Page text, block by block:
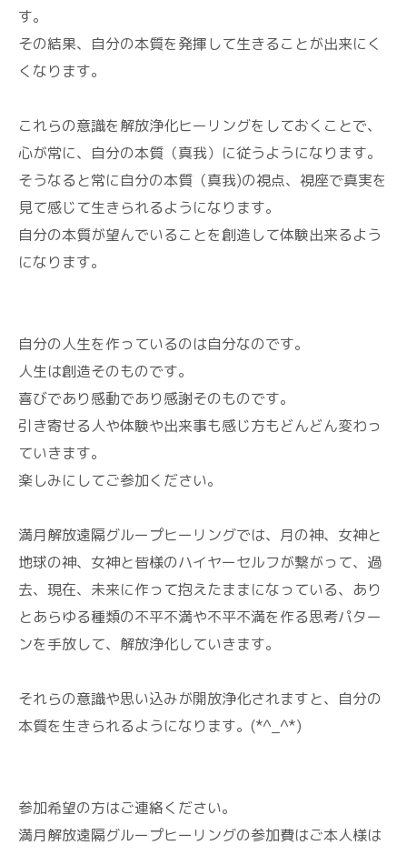
す。
その結果、自分の本質を発揮して生きることが出来にく
くなります。
これらの意識を解放浄化ヒーリングをしておくことで、
心が常に、自分の本質（真我）に従うようになります。
そうなると常に自分の本質（真我)の視点、視座で真実を
見て感じて生きられるようになります。
自分の本質が望んでいることを創造して体験出来るよう
になります。
自分の人生を作っているのは自分なのです。
人生は創造そのものです。
喜びであり感動であり感謝そのものです。
引き寄せる人や体験や出来事も感じ方もどんどん変わっ
ていきます。
楽しみにしてご参加ください。
満月解放遠隔グループヒーリングでは、月の神、女神と
地球の神、女神と皆様のハイヤーセルフが繋がって、過
去、現在、未来に作って抱えたままになっている、あり
とあらゆる種類の不平不満や不平不満を作る思考パター
ンを手放して、解放浄化していきます。
それらの意識や思い込みが開放浄化されますと、自分の
本質を生きられるようになります。 (*^_^*)
参加希望の方はご連絡ください。
満月解放遠隔グループヒーリングの参加費はご本人様は